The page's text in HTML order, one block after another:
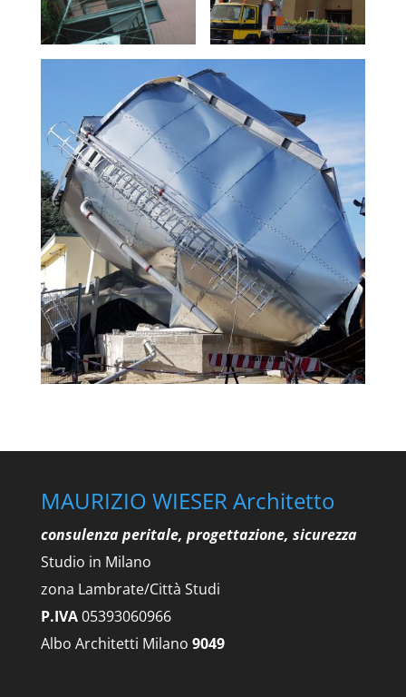
MAURIZIO WIESER Architetto
consulenza peritale, progettazione, sicurezza
Studio in Milano
zona Lambrate/Città Studi
P.IVA05393060966
Albo Architetti Milano 9049